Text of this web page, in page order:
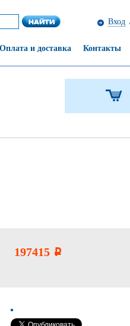
Вход
Оплата и доставка Контакты
197415 i